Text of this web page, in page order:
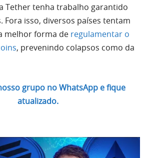
Tether tenha trabalho garantido
Fora isso, diversos países tentam
melhor forma de regulamentar o
, prevenindo colapsos como da
grupo no WhatsApp e fique
atualizado.